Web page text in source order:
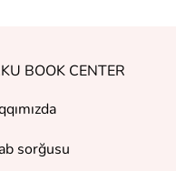
BOOK CENTER
sorğusu